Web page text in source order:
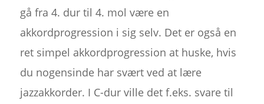
gå fra 4. dur til 4. mol være en
akkordprogression i sig selv. Det er også en
ret simpel akkordprogression at huske, hvis
du nogensinde har svært ved at lære
jazzakkorder. I C-dur ville det f.eks. svare til